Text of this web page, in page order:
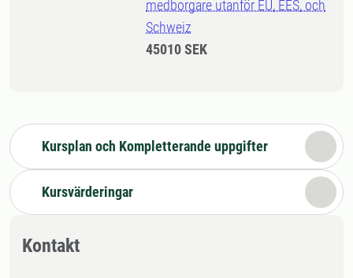
medborgare utanför EU, EES, och
Schweiz
45010 SEK
Kursplan och Kompletterande uppgifter
Kursvärderingar
Kontakt